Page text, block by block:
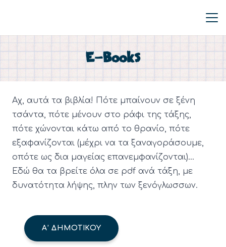
E-Books
Αχ, αυτά τα βιβλία! Πότε μπαίνουν σε ξένη
τσάντα, πότε μένουν στο ράφι της τάξης,
πότε χώνονται κάτω από το θρανίο, πότε
εξαφανίζονται (μέχρι να τα ξαναγοράσουμε,
οπότε ως δια μαγείας επανεμφανίζονται)…
Εδώ θα τα βρείτε όλα σε pdf ανά τάξη, με
δυνατότητα λήψης, πλην των ξενόγλωσσων.
Α’ ΔΗΜΟΤΙΚΟΎ